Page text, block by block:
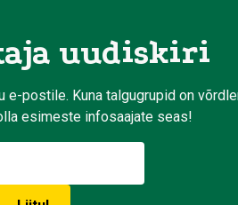
uudiskiri
e-postile. Kuna talgugrupid on
esimeste infosaajate seas!